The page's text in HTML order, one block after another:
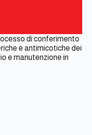
di conferimento
e antimicotiche dei
e manutenzione in